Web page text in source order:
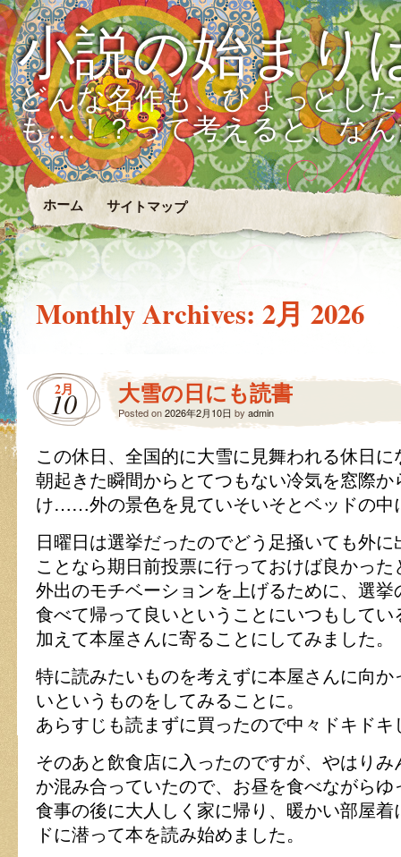
小説の始まり
どんな名作も、ひょっとし
も…！？って考えると、な
ホーム サイトマップ
Monthly Archives: 2月 2026
2月
10 大雪の日にも読書
Posted on2026年2月10日 by admin
この休日、全国的に大雪に見舞われる休日
朝起きた瞬間からとてつもない冷気を窓際
け……外の景色を見ていそいそとベッドの中
日曜日は選挙だったのでどう足掻いても外
ことなら期日前投票に行っておけば良かっ
外出のモチベーションを上げるために、選
食べて帰って良いということにいつもして
加えて本屋さんに寄ることにしてみました。
特に読みたいものを考えずに本屋さんに向
いというものをしてみることに。
あらすじも読まずに買ったので中々ドキド
そのあと飲食店に入ったのですが、やはり
か混み合っていたので、お昼を食べながら
食事の後に大人しく家に帰り、暖かい部屋
ドに潜って本を読み始めました。